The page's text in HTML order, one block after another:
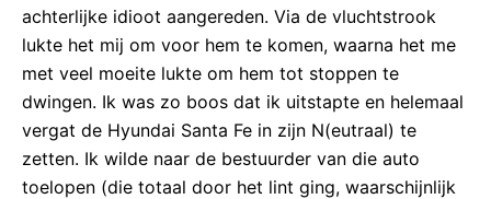
achterlijke idioot aangereden. Via de vluchtstrook
lukte het mij om voor hem te komen, waarna het me
met veel moeite lukte om hem tot stoppen te
dwingen. Ik was zo boos dat ik uitstapte en helemaal
vergat de Hyundai Santa Fe in zijn N(eutraal) te
zetten. Ik wilde naar de bestuurder van die auto
toelopen (die totaal door het lint ging, waarschijnlijk